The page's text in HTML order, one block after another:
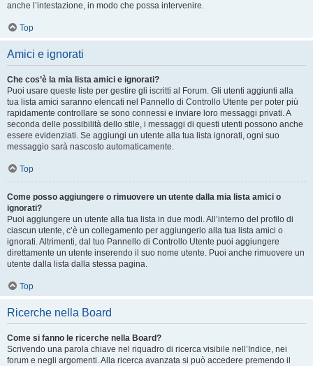
anche l’intestazione, in modo che possa intervenire.
Top
Amici e ignorati
Che cos’è la mia lista amici e ignorati?
Puoi usare queste liste per gestire gli iscritti al Forum. Gli utenti aggiunti alla
tua lista amici saranno elencati nel Pannello di Controllo Utente per poter più
rapidamente controllare se sono connessi e inviare loro messaggi privati. A
seconda delle possibilità dello stile, i messaggi di questi utenti possono anche
essere evidenziati. Se aggiungi un utente alla tua lista ignorati, ogni suo
messaggio sarà nascosto automaticamente.
Top
Come posso aggiungere o rimuovere un utente dalla mia lista amici o
ignorati?
Puoi aggiungere un utente alla tua lista in due modi. All’interno del profilo di
ciascun utente, c’è un collegamento per aggiungerlo alla tua lista amici o
ignorati. Altrimenti, dal tuo Pannello di Controllo Utente puoi aggiungere
direttamente un utente inserendo il suo nome utente. Puoi anche rimuovere un
utente dalla lista dalla stessa pagina.
Top
Ricerche nella Board
Come si fanno le ricerche nella Board?
Scrivendo una parola chiave nel riquadro di ricerca visibile nell’Indice, nei
forum e negli argomenti. Alla ricerca avanzata si può accedere premendo il